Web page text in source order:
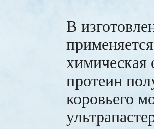
В
химическая
протеин
коровьего